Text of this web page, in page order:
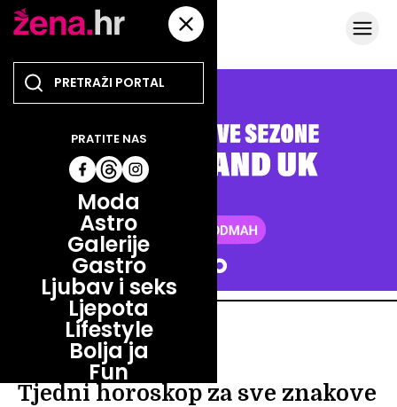
Moda
Astro
Galerije
Gastro
Ljubav i seks
Ljepota
Lifestyle
Bolja ja
Fun
PRATITE NAS
ASTRO
ASTRO VODIČ
Tjedni horoskop za sve znakove